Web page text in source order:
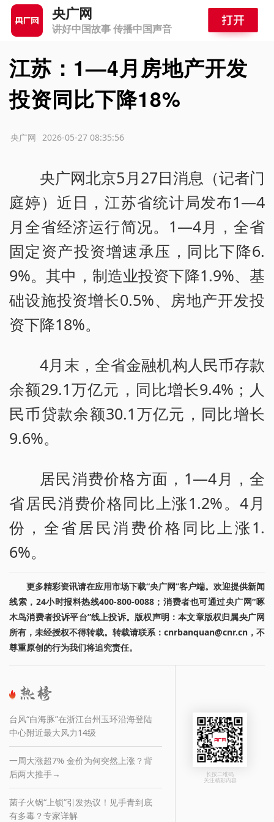
央广网
讲好中国故事 传播中国声音
江苏：1—4月房地产开发
投资同比下降18%
2026-05-27 08:35:56
央广网
央广网北京5月27日消息（记者门
庭婷）近日，江苏省统计局发布1—4
月全省经济运行简况。1—4月，全省
固定资产投资增速承压，同比下降6.
9%。其中，制造业投资下降1.9%、基
础设施投资增长0.5%、房地产开发投
资下降18%。
4月末，全省金融机构人民币存款
余额29.1万亿元，同比增长9.4%；人
民币贷款余额30.1万亿元，同比增长
9.6%。
居民消费价格方面，1—4月，全
省居民消费价格同比上涨1.2%。4月
份，全省居民消费价格同比上涨1.
6%。
更多精彩资讯请在应用市场下载“央广网”客户端。欢迎提供新闻
线索，24小时报料热线400-800-0088；消费者也可通过央广网“啄
木鸟消费者投诉平台”线上投诉。版权声明：本文章版权归属央广网
所有，未经授权不得转载。转载请联系：cnrbanquan@cnr.cn，不
尊重原创的行为我们将追究责任。
台风“白海豚”在浙江台州玉环沿海登陆
中心附近最大风力14级
一周大涨超7% 金价为何突然上涨？背
后两大推手→
菌子火锅“上锁”引发热议！见手青到底
有多毒？专家详解
长按二维码
关注精彩内容